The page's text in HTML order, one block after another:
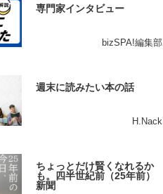
専門家インタビュー
bizSPA!編集部
週末に読みたい本の話
H.Nack
ちょっとだけ賢くなれるか
も。四半世紀前（25年前）
新聞